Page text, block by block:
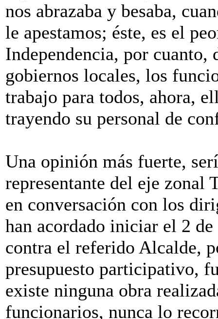
nos abrazaba y besaba,
le apestamos; éste, es el
Independencia, por cuanto,
gobiernos locales, los
trabajo para todos, ahora,
trayendo su personal de
Una opinión más fuerte,
representante del eje zonal
en conversación con los
han acordado iniciar el 2
contra el referido Alcalde,
presupuesto participativo,
existe ninguna obra
funcionarios, nunca lo